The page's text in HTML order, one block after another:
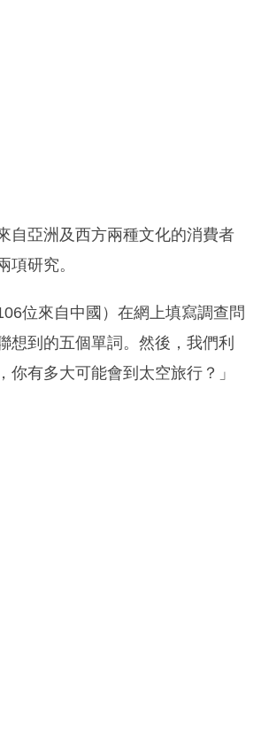
自亞洲及西方兩種文化的消費者
研究。
位來自中國）在網上填寫調查問
想到的五個單詞。然後，我們利
有多大可能會到太空旅行？」